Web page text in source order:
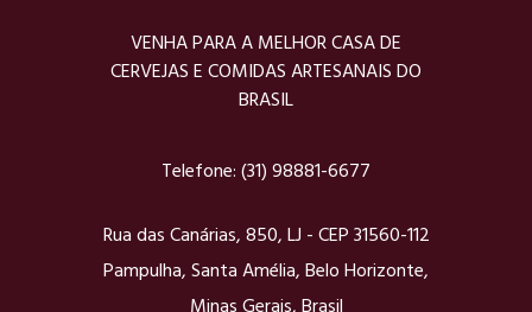
VENHA PARA A MELHOR CASA DE
CERVEJAS E COMIDAS ARTESANAIS DO
BRASIL
Telefone:(31) 98881-6677
Rua das Canárias, 850, LJ - CEP 31560-112
Pampulha, Santa Amélia, Belo Horizonte,